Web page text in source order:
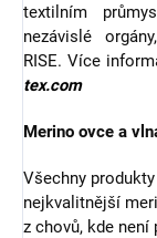
textilním
nezávislé
RISE. Více
tex.com
Merino ovce a
Všechny
nejkvalitnější
z chovů, kde